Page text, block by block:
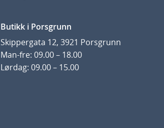
Butikk i Porsgrunn
Skippergata 12, 3921 Porsgrunn
Man-fre: 09.00 – 18.00
Lørdag: 09.00 – 15.00